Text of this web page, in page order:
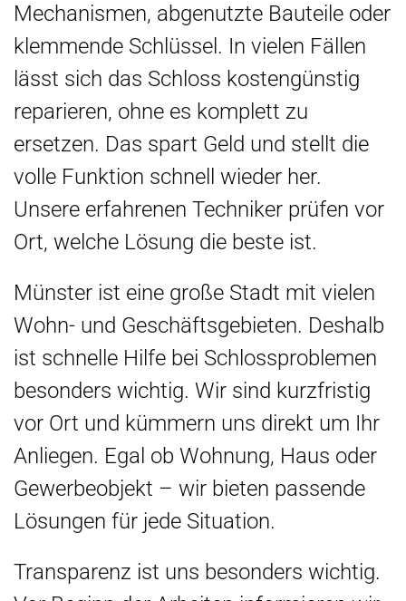
Mechanismen, abgenutzte Bauteile oder
klemmende Schlüssel. In vielen Fällen
lässt sich das Schloss kostengünstig
reparieren, ohne es komplett zu
ersetzen. Das spart Geld und stellt die
volle Funktion schnell wieder her.
Unsere erfahrenen Techniker prüfen vor
Ort, welche Lösung die beste ist.
Münster ist eine große Stadt mit vielen
Wohn- und Geschäftsgebieten. Deshalb
ist schnelle Hilfe bei Schlossproblemen
besonders wichtig. Wir sind kurzfristig
vor Ort und kümmern uns direkt um Ihr
Anliegen. Egal ob Wohnung, Haus oder
Gewerbeobjekt – wir bieten passende
Lösungen für jede Situation.
Transparenz ist uns besonders wichtig.